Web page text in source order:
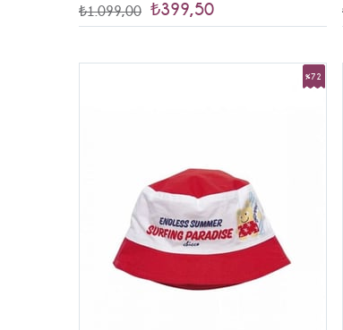
₺399,50
₺1.099,00
%72